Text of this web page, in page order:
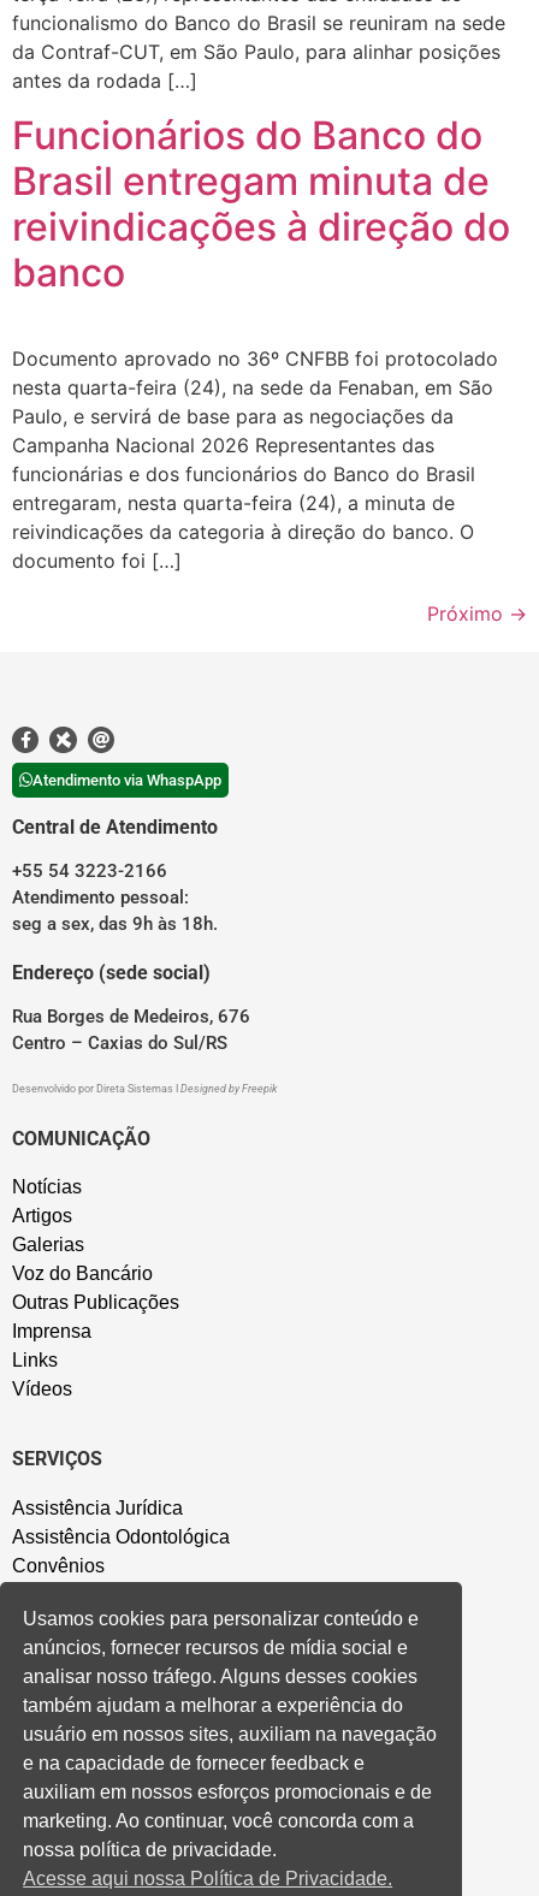
funcionalismo do Banco do Brasil se reuniram na sede
da Contraf-CUT, em São Paulo, para alinhar posições
antes da rodada […]
Funcionários do Banco do
Brasil entregam minuta de
reivindicações à direção do
banco
Documento aprovado no 36º CNFBB foi protocolado
nesta quarta-feira (24), na sede da Fenaban, em São
Paulo, e servirá de base para as negociações da
Campanha Nacional 2026 Representantes das
funcionárias e dos funcionários do Banco do Brasil
entregaram, nesta quarta-feira (24), a minuta de
reivindicações da categoria à direção do banco. O
documento foi […]
Próximo →
Atendimento via WhaspApp
Central de Atendimento
+55 54 3223-2166
Atendimento pessoal:
seg a sex, das 9h às 18h.
Endereço (sede social)
Rua Borges de Medeiros, 676
Centro – Caxias do Sul/RS
Desenvolvido por Direta Sistemas Designed by Freepik
COMUNICAÇÃO
Notícias
Artigos
Galerias
Voz do Bancário
Outras Publicações
Imprensa
Links
Vídeos
SERVIÇOS
Assistência Jurídica
Assistência Odontológica
Convênios
Salão de Festa
Política de Privacidade
CONVENÇÃO COLETIVA E ACORDOS
Convenções Coletivas
Banco do Brasil
Caixa Econômica Federal
Banrisul
Privados
Usamos cookies para personalizar conteúdo e
anúncios, fornecer recursos de mídia social e
analisar nosso tráfego. Alguns desses cookies
também ajudam a melhorar a experiência do
usuário em nossos sites, auxiliam na navegação
e na capacidade de fornecer feedback e
auxiliam em nossos esforços promocionais e de
marketing. Ao continuar, você concorda com a
nossa política de privacidade.
Acesse aqui nossa Política de Privacidade.